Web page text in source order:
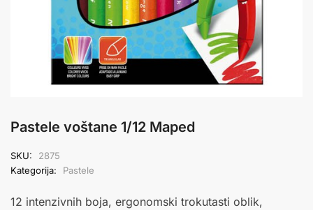
Pastele voštane 1/12 Maped
SKU:
2875
Kategorija:
Pastele
12 intenzivnih boja, ergonomski trokutasti oblik,